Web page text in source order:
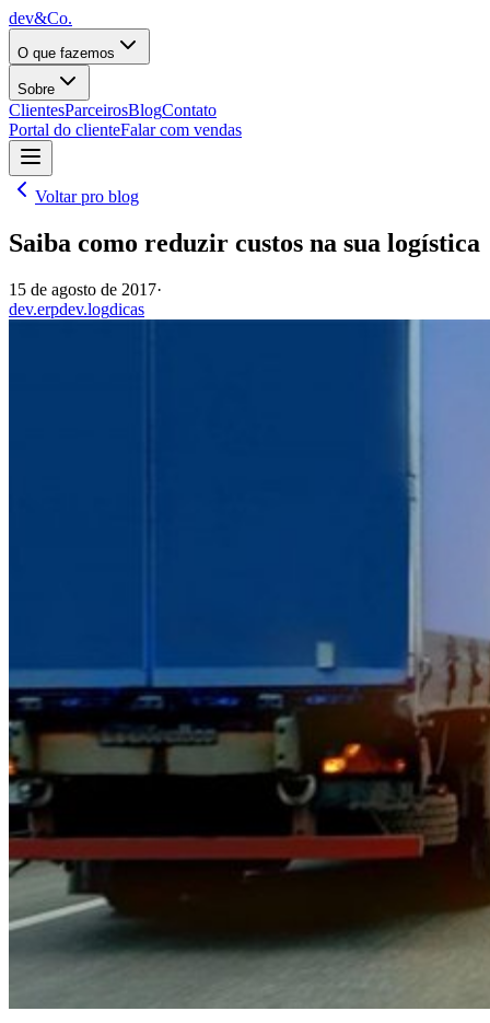
dev&Co.
O que fazemos
Sobre
ClientesParceirosBlogContato
Portal do clienteFalar com vendas
Voltar pro blog
Saiba como reduzir custos na sua logística
15 de agosto de 2017·
dev.erpdev.logdicas